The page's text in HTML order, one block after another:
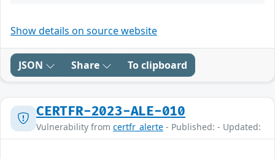
Show details on source website
JSON Share To clipboard
CERTFR-2023-ALE-010
Vulnerability from certfr_alerte - Published: - Updated: